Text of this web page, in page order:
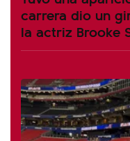
carrera dio un
la actriz Brooke